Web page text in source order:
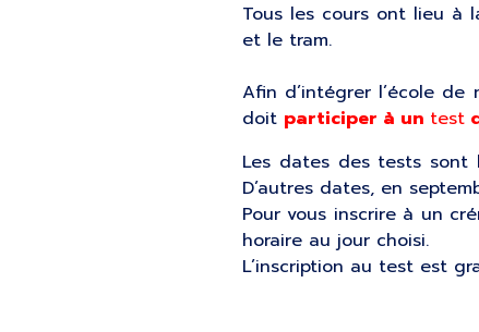
Tous les cours ont lieu à
et le tram.
Afin d’intégrer l’école
doit participer à un test
Les dates des tests sont
D’autres dates, en
Pour vous inscrire à un
horaire au jour choisi.
L’inscription au test est